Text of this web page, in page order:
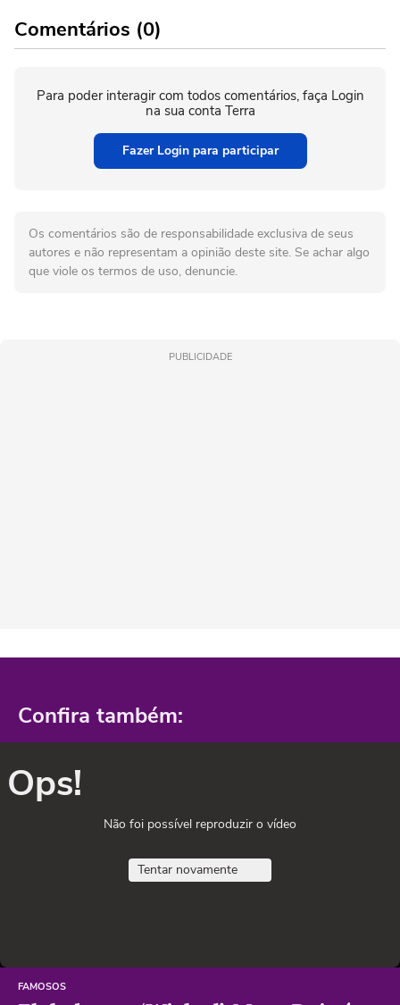
Comentários (0)
Para poder interagir com todos comentários, faça Login
na sua conta Terra
Fazer Login para participar
Os comentários são de responsabilidade exclusiva de seus
autores e não representam a opinião deste site. Se achar algo
que viole os termos de uso, denuncie.
PUBLICIDADE
Confira também:
Ops!
Não foi possível reproduzir o vídeo
Tentar novamente
FAMOSOS